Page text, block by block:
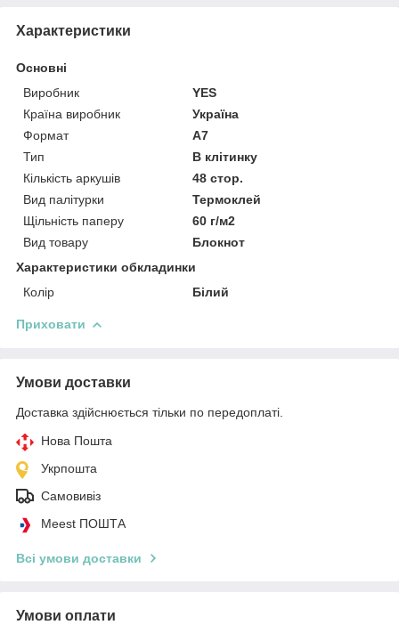
Характеристики
Основні
Виробник
YES
Країна виробник
Україна
Формат
A7
Тип
В клітинку
Кількість аркушів
48 стор.
Вид палітурки
Термоклей
Щільність паперу
60 г/м2
Вид товару
Блокнот
Характеристики обкладинки
Колір
Білий
Приховати
Умови доставки
Доставка здійснюється тільки по передоплаті.
Нова Пошта
Укрпошта
Самовивіз
Meest ПОШТА
Всі умови доставки
Умови оплати